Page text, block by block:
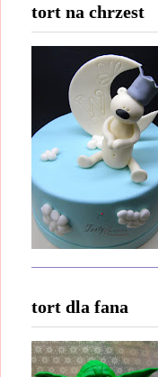
tort na chrzest
tort dla fana